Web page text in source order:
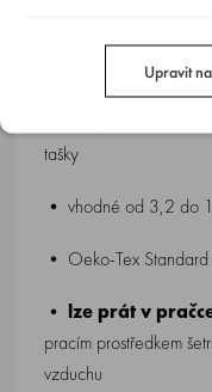
• pohodlné -
popruhy s možností
tašky
• vhodné od 3,2 do
• Oeko-Tex
• lze prát v
pracím prostředkem
vzduchu
Upravit